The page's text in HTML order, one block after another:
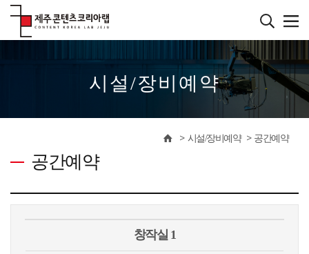
본
문
시설/장비예약
공간예약
시설/장비예약 공간예약
창작실 1